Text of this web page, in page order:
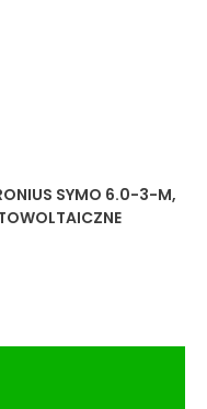
SYMO 6.0-3-M,